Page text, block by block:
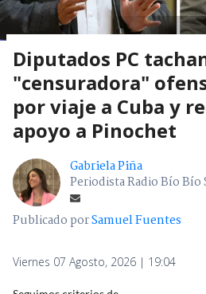
Diputados PC
"censuradora"
por viaje a Cuba y
apoyo a Pinochet
Gabriela Piña
Periodista Radio Bío Bío
Publicado porSamuel Fuentes
Viernes 07 Agosto, 2026 | 19:04